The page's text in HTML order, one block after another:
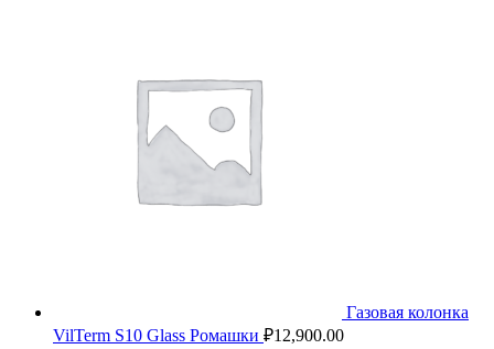
Газовая колонка
VilTerm S10 Glass Ромашки ₽12,900.00